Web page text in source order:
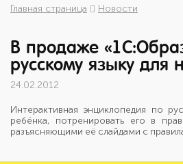
Главная страница Новости
В продаже
русскому языку для
24.02.2012
Интерактивная энциклопедия по
ребёнка, потренировать его в
разъясняющими её слайдами с